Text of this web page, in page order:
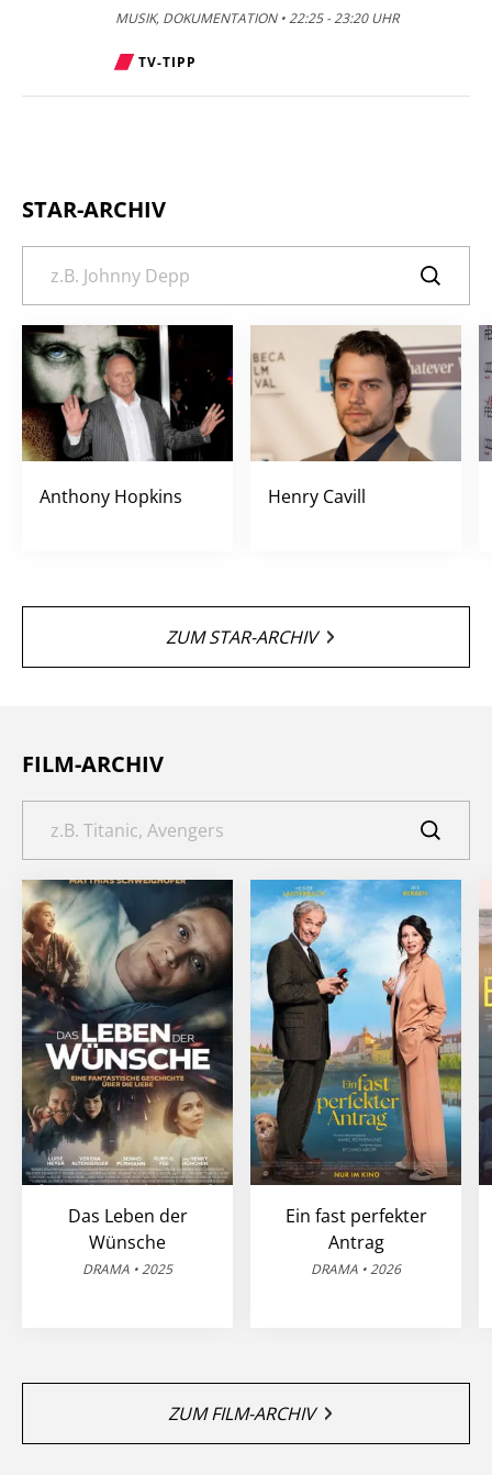
MUSIK, DOKUMENTATION • 22:25 - 23:20 UHR
TV-TIPP
STAR-ARCHIV
Anthony Hopkins Henry Cavill
ZUM STAR-ARCHIV
FILM-ARCHIV
Das Leben der
Wünsche
DRAMA • 2025
Ein fast perfekter
Antrag
DRAMA • 2026
ZUM FILM-ARCHIV